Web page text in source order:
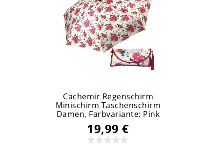
Cachemir Regenschirm
Minischirm Taschenschirm
Damen, Farbvariante: Pink
19,99 €